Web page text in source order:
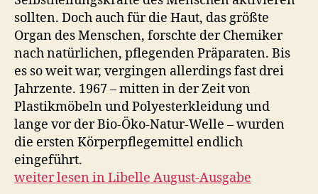
sollten. Doch auch für die Haut, das größte
Organ des Menschen, forschte der Chemiker
nach natürlichen, pflegenden Präparaten. Bis
es so weit war, vergingen allerdings fast drei
Jahrzente. 1967 – mitten in der Zeit von
Plastikmöbeln und Polyesterkleidung und
lange vor der Bio-Öko-Natur-Welle – wurden
die ersten Körperpflegemittel endlich
eingeführt.
weiter lesen in Libelle August-Ausgabe